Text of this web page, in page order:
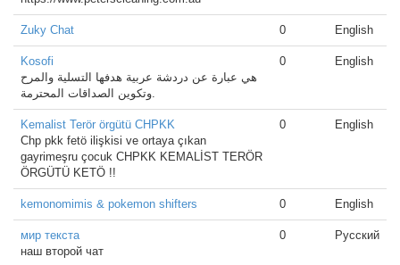
Zuky Chat 0 English
Kosofi
هي عبارة عن دردشة عربية هدفها التسلية والمرح
وتكوين الصداقات المحترمة.
0 English
Kemalist Terör örgütü CHPKK
Chp pkk fetö ilişkisi ve ortaya çıkan
gayrimeşru çocuk CHPKK KEMALİST TERÖR
ÖRGÜTÜ KETÖ !!
0 English
kemonomimis & pokemon shifters 0 English
мир текста
наш второй чат
0 Русский